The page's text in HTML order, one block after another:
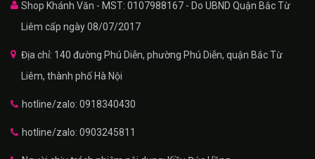
Shop Khánh Văn - MST: 0107988167 - Do UBND Quận Bắc Từ
Liêm cấp ngày 08/07/2017
Địa chỉ: 140 đường Phú Diễn, phường Phú Diễn, quận Bắc Từ
Liêm, thành phố Hà Nội
hotline/zalo: 0918340430
hotline/zalo: 0903245811